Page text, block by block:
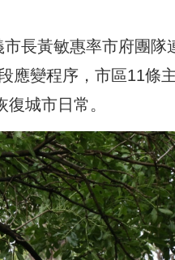
長黃敏惠率市府團隊
應變程序，市區11條
城市日常。